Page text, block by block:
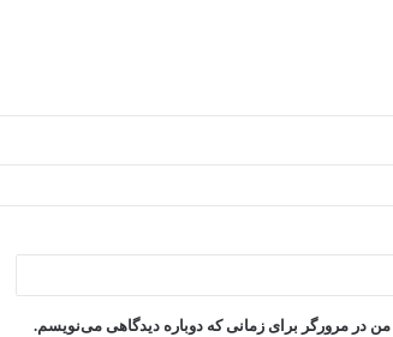
من در مرورگر برای زمانی که دوباره دیدگاهی می‌نویسم.